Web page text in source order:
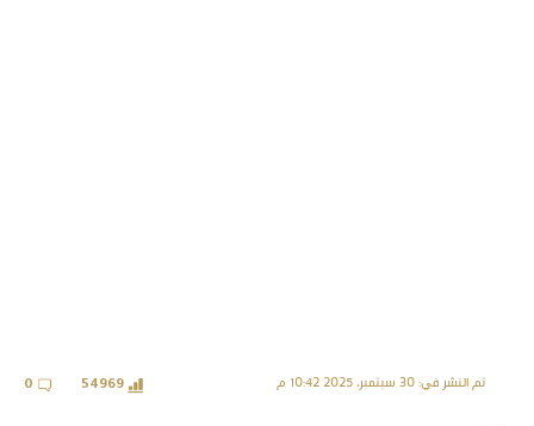
تم النشر في: 30 سبتمبر، 2025 10:42 م 54969
0